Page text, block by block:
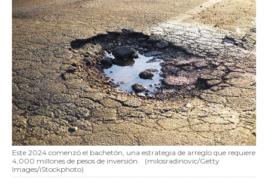
Este 2024 comenzó el bachetón, una estrategia de arreglo que requiere
4,000 millones de pesos de inversión.
(milosradinovic/Getty
Images/iStockphoto)